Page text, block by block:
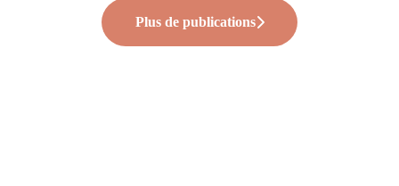
Plus de publications